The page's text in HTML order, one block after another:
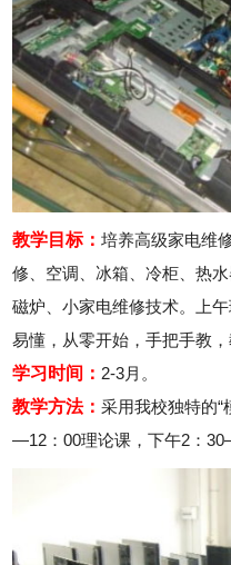
教学目标：培养高级家电维
修、空调、冰箱、冷柜、热
磁炉、小家电维修技术。上
易懂，从零开始，手把手教，
学习时间：2-3月。
教学方法：采用我校独特的“
—12：00理论课，下午2：